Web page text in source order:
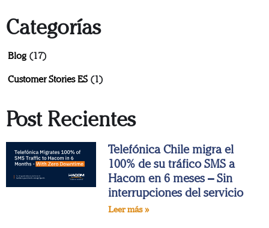
Categorías
Blog (17)
Customer Stories ES (1)
Post Recientes
Telefónica Chile migra el
100% de su tráfico SMS a
Hacom en 6 meses – Sin
interrupciones del servicio
Leer más »